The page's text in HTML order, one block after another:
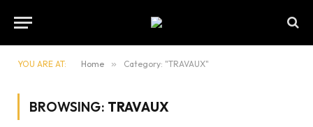
YOU ARE AT: Home » Category: "TRAVAUX"
BROWSING: TRAVAUX